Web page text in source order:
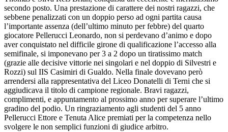
secondo posto. Una prestazione di carattere dei nostri ragazzi, che
sebbene penalizzati con un doppio perso ad ogni partita causa
l’importante assenza (dell’ultimo minuto per febbre) del quarto
giocatore Pellerucci Leonardo, non si perdevano d’animo e dopo
aver conquistato nel difficile girone di qualificazione l’accesso alla
semifinale, si imponevano per 3 a 2 dopo un tiratissimo match
(grazie alle decisive vittorie nei singolari e nel doppio di Silvestri e
Rozzi) sul IIS Casimiri di Gualdo. Nella finale dovevano però
arrendersi alla rappresentativa del Liceo Donatelli di Terni che si
aggiudicava il titolo di campione regionale. Bravi ragazzi,
complimenti, e appuntamento al prossimo anno per superare l’ultimo
gradino del podio. Un ringraziamento agli studenti del 5 anno
Pellerucci Ettore e Tenuta Alice premiati per la competenza nello
svolgere le non semplici funzioni di giudice arbitro.